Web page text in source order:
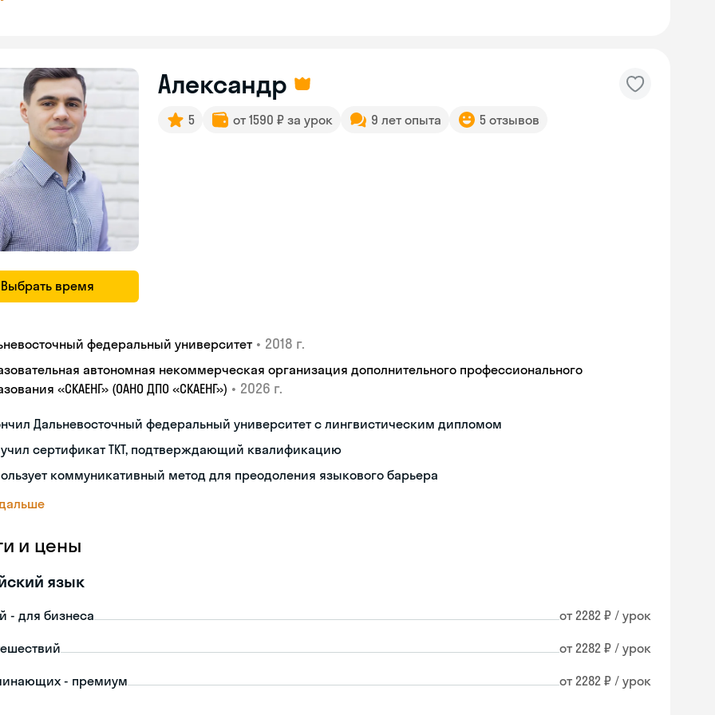
Выбрать время
Александр
5 от 1590 ₽ за урок 9 лет опыта 5 отзывов
федеральный университет • 2018 г.
автономная некоммерческая организация дополнительного профессионального
«СКАЕНГ» (ОАНО ДПО «СКАЕНГ») • 2026 г.
Дальневосточный федеральный университет с лингвистическим дипломом
сертификат TKT, подтверждающий квалификацию
коммуникативный метод для преодоления языкового барьера
и цены
язык
- для бизнеса от 2282 ₽ / урок
от 2282 ₽ / урок
- премиум от 2282 ₽ / урок